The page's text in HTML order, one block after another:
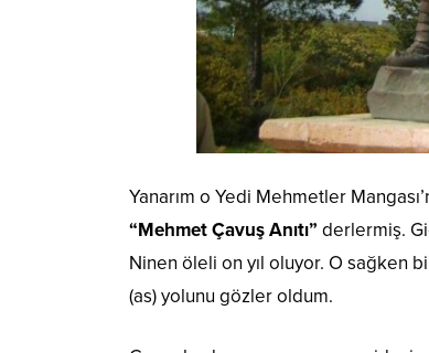
Yanarım o Yedi Mehmetler
“Mehmet Çavuş Anıtı” derlermiş.
Ninen öleli on yıl oluyor. O sağken
(as) yolunu gözler oldum.